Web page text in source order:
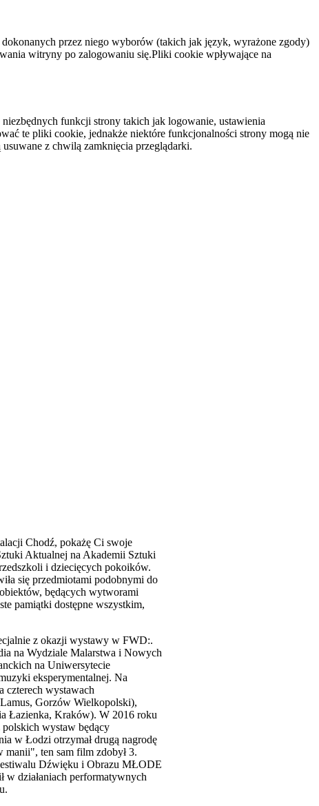
przez niego wyborów (takich jak język, wyrażone zgody)
witryny po zalogowaniu się.Pliki cookie wpływające na
funkcji strony takich jak logowanie, ustawienia
te pliki cookie, jednakże niektóre funkcjonalności strony mogą nie
z chwilą zamknięcia przeglądarki.
Chodź, pokażę Ci swoje
Aktualnej na Akademii Sztuki
i dziecięcych pokoików.
się przedmiotami podobnymi do
będących wytworami
pamiątki dostępne wszystkim,
z okazji wystawy w FWD:.
na Wydziale Malarstwa i Nowych
na Uniwersytecie
eksperymentalnej. Na
czterech wystawach
Gorzów Wielkopolski),
Łazienka, Kraków). W 2016 roku
wystaw będący
w Łodzi otrzymał drugą nagrodę
ten sam film zdobył 3.
Dźwięku i Obrazu MŁODE
w działaniach performatywnych